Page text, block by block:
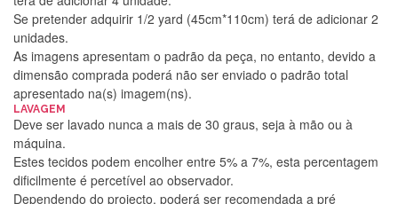
Se pretender adquirir 1/2 yard (45cm*110cm) terá de adicionar 2
unidades.
As imagens apresentam o padrão da peça, no entanto, devido a
dimensão comprada poderá não ser enviado o padrão total
apresentado na(s) imagem(ns).
LAVAGEM
Deve ser lavado nunca a mais de 30 graus, seja à mão ou à
máquina.
Estes tecidos podem encolher entre 5% a 7%, esta percentagem
dificilmente é percetível ao observador.
Dependendo do projecto, poderá ser recomendada a pré